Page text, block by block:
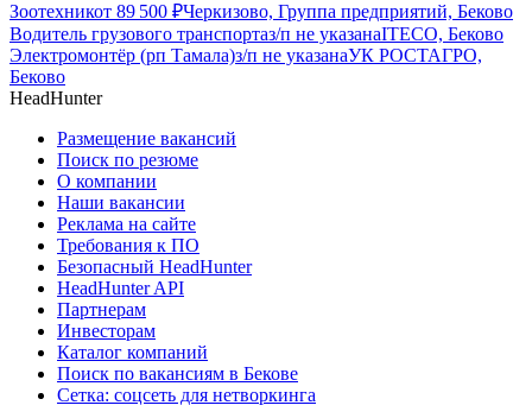
Зоотехникот 89 500 ₽Черкизово, Группа предприятий, Беково
Водитель грузового транспортаз/п не указанаITECO, Беково
Электромонтёр (рп Тамала)з/п не указанаУК РОСТАГРО,
Беково
HeadHunter
Размещение вакансий
Поиск по резюме
О компании
Наши вакансии
Реклама на сайте
Требования к ПО
Безопасный HeadHunter
HeadHunter API
Партнерам
Инвесторам
Каталог компаний
Поиск по вакансиям в Бекове
Сетка: соцсеть для нетворкинга